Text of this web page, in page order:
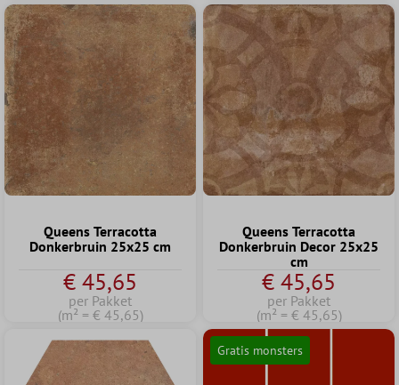
Queens Terracotta
Donkerbruin 25x25 cm
€ 45,65
per Pakket
(m² = € 45,65)
Queens Terracotta
Donkerbruin Decor 25x25
cm
€ 45,65
per Pakket
(m² = € 45,65)
Gratis monsters